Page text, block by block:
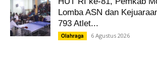
Lomba ASN dan
793 Atlet...
Olahraga 6 Agustus 2026